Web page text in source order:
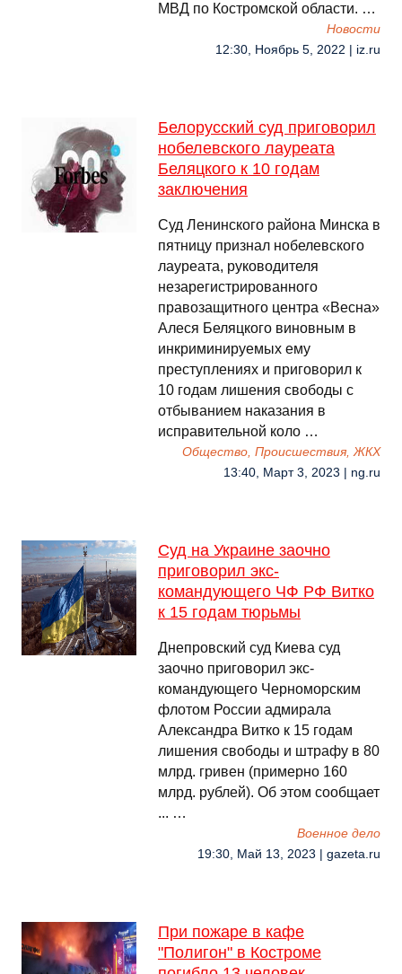
МВД по Костромской области. …
Новости
12:30, Ноябрь 5, 2022 | iz.ru
Белорусский суд приговорил
нобелевского лауреата
Беляцкого к 10 годам
заключения
Суд Ленинского района Минска в
пятницу признал нобелевского
лауреата, руководителя
незарегистрированного
правозащитного центра «Весна»
Алеся Беляцкого виновным в
инкриминируемых ему
преступлениях и приговорил к
10 годам лишения свободы с
отбыванием наказания в
исправительной коло …
Общество, Происшествия, ЖКХ
13:40, Март 3, 2023 | ng.ru
Суд на Украине заочно
приговорил экс-
командующего ЧФ РФ Витко
к 15 годам тюрьмы
Днепровский суд Киева суд
заочно приговорил экс-
командующего Черноморским
флотом России адмирала
Александра Витко к 15 годам
лишения свободы и штрафу в 80
млрд. гривен (примерно 160
млрд. рублей). Об этом сообщает
... …
Военное дело
19:30, Май 13, 2023 | gazeta.ru
При пожаре в кафе
"Полигон" в Костроме